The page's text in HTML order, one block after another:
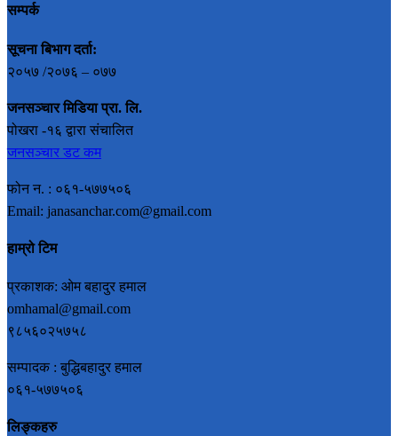
सम्पर्क
सूचना बिभाग दर्ता:
२०५७ /२०७६ – ०७७
जनसञ्चार मिडिया प्रा. लि.
पोखरा -१६ द्वारा संचालित
जनसञ्चार डट कम
फोन न. : ०६१-५७७५०६
Email: janasanchar.com@gmail.com
हाम्रो टिम
प्रकाशक: ओम बहादुर हमाल
omhamal@gmail.com
९८५६०२५७५८
सम्पादक : बुद्धिबहादुर हमाल
०६१-५७७५०६
लिङ्कहरु